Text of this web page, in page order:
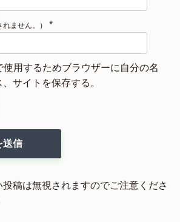
ません。） *
使用するためブラウザーに自分の名
サイトを保存する。
稿は無視されますのでご注意くださ